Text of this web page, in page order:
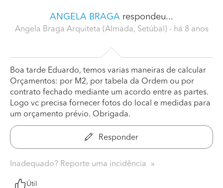
ANGELA BRAGA respondeu...
Angela Braga Arquiteta (Almada, Setúbal) - há 8 anos
Boa tarde Eduardo, temos varias maneiras de calcular
Orçamentos: por M2, por tabela da Ordem ou por
contrato fechado mediante um acordo entre as partes.
Logo vc precisa fornecer fotos do local e medidas para
um orçamento prévio. Obrigada.
Responder
Inadequado? Reporte uma incidência
Útil